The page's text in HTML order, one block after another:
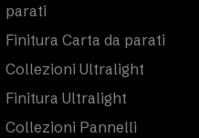
parati
Finitura Carta da parati
Collezioni Ultralight
Finitura Ultralight
Collezioni Pannelli